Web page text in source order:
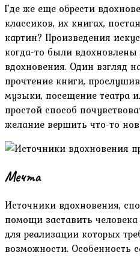
Где же еще обрести
классиков, их книгах,
картин? Произведения
когда-то были
вдохновения. Один взгляд
прочтение книги,
музыки, посещение театра
простой способ
желание вершить что-то
Мечта
Источники вдохновения,
помощи заставить
для реализации которых
возможности. Особенность